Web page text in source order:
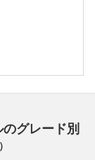
グレード別